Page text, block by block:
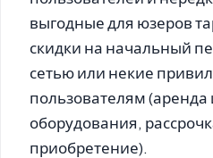
выгодные для юзеров
скидки на начальный
сетью или некие
пользователям (аренда
оборудования,
приобретение).